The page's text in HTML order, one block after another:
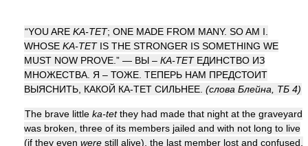
“YOU ARE KA-TET; ONE MADE FROM MANY. SO AM I.
WHOSE KA-TETIS THE STRONGER IS SOMETHING WE
MUST NOW PROVE.” — ВЫ – КА-ТЕТЕДИНСТВО ИЗ
МНОЖЕСТВА. Я – ТОЖЕ. ТЕПЕРЬ НАМ ПРЕДСТОИТ
ВЫЯСНИТЬ, КАКОЙ КА-ТЕТ СИЛЬНЕЕ. (слова Блейна, ТБ 4)
The brave little ka-tetthey had made that night at the graveyard
was broken, three of its members jailed and with not long to live
(if they even were still alive), the last member lost and confused,